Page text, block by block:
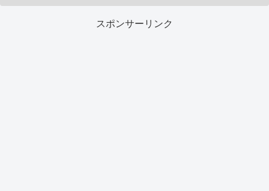
スポンサーリンク